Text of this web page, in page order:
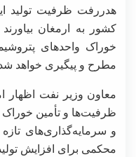
هدررفت ظرفیت تولید
کشور به ارمغان
خوراک واحدهای
مطرح و پیگیری خواهد
معاون وزیر نفت اظهار
ظرفیت‌ها و تأمین خوراک
و سرمایه‌گذاری‌های
محکمی برای افزایش